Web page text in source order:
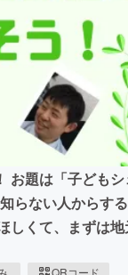
for Social Good
ふるさと納税
お題は「子ども
らない人からする
しくて、まずは
QRコード